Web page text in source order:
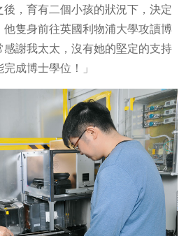
，育有二個小孩的狀況下，決定
隻身前往英國利物浦大學攻讀博
謝我太太，沒有她的堅定的支持
成博士學位！」